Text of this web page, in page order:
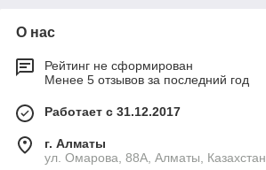
О нас
Рейтинг не сформирован
Менее 5 отзывов за последний год
Работает с 31.12.2017
г. Алматы
ул. Омарова, 88А, Алматы, Казахстан